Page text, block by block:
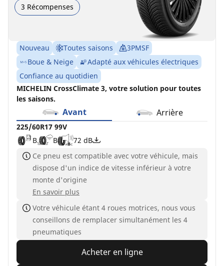
3 Récompenses
Nouveau Toutes saisons
3PMSF
Boue & Neige
Adapté aux véhicules électriques
Confiance au quotidien
MICHELIN CrossClimate 3, votre solution pour toutes
les saisons.
Avant Arrière
225/60R17 99V
B
B 72 dB
Ce pneu est compatible avec votre véhicule, mais
dispose d'un indice de vitesse inférieur à votre
monte d'origine
En savoir plus
Votre véhicule étant 4 roues motrices, nous vous
conseillons de remplacer simultanément les 4
pneumatiques
Acheter en ligne